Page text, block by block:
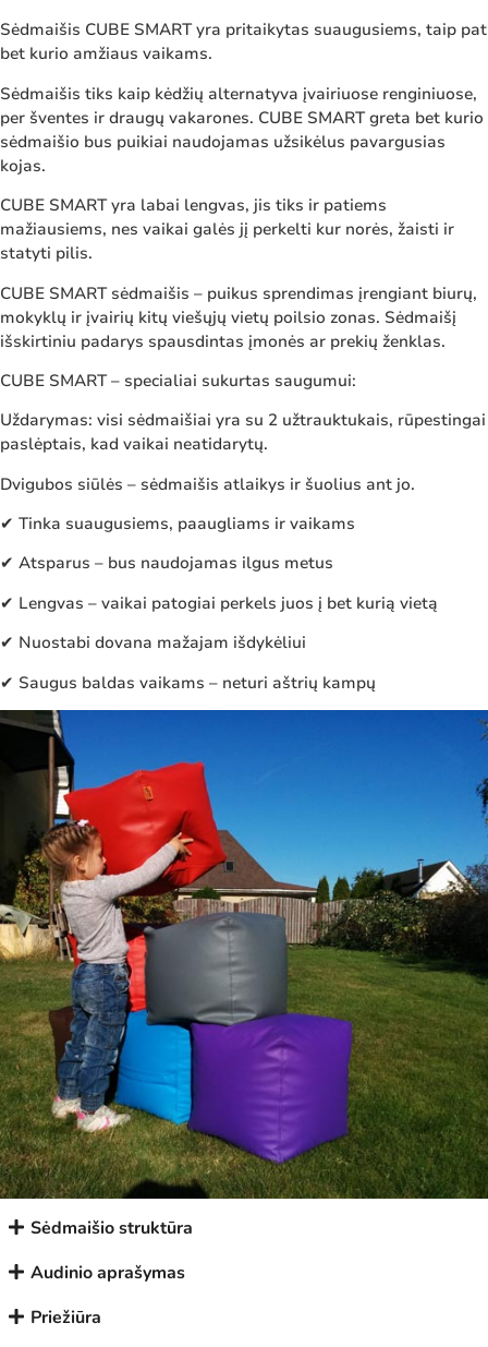
Sėdmaišis CUBE SMART yra pritaikytas suaugusiems, taip pat
bet kurio amžiaus vaikams.
Sėdmaišis tiks kaip kėdžių alternatyva įvairiuose renginiuose,
per šventes ir draugų vakarones. CUBE SMART greta bet kurio
sėdmaišio bus puikiai naudojamas užsikėlus pavargusias
kojas.
CUBE SMART yra labai lengvas, jis tiks ir patiems
mažiausiems, nes vaikai galės jį perkelti kur norės, žaisti ir
statyti pilis.
CUBE SMART sėdmaišis – puikus sprendimas įrengiant biurų,
mokyklų ir įvairių kitų viešųjų vietų poilsio zonas. Sėdmaišį
išskirtiniu padarys spausdintas įmonės ar prekių ženklas.
CUBE SMART – specialiai sukurtas saugumui:
Uždarymas: visi sėdmaišiai yra su 2 užtrauktukais, rūpestingai
paslėptais, kad vaikai neatidarytų.
Dvigubos siūlės – sėdmaišis atlaikys ir šuolius ant jo.
✔ Tinka suaugusiems, paaugliams ir vaikams
✔ Atsparus – bus naudojamas ilgus metus
✔ Lengvas – vaikai patogiai perkels juos į bet kurią vietą
✔ Nuostabi dovana mažajam išdykėliui
✔ Saugus baldas vaikams – neturi aštrių kampų
Sėdmaišio struktūra
Audinio aprašymas
Priežiūra